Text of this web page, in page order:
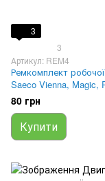
3
3
Артикул: REM4
Ремкомплект робочої
Saeco Vienna, Magic,
Aulika
80 грн
Купити